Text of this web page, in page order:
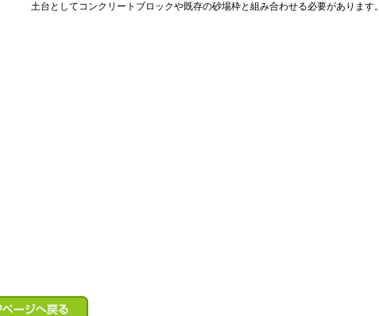
土台としてコンクリートブロックや既存の砂場枠と組み合わせる必要があります。